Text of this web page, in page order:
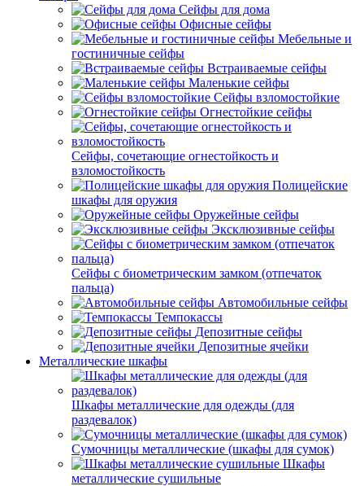
Сейфы для дома
Офисные сейфы
Мебельные и
гостиничные сейфы
Встраиваемые сейфы
Маленькие сейфы
Сейфы взломостойкие
Огнестойкие сейфы
Сейфы, сочетающие огнестойкость и
взломостойкость
Полицейские
шкафы для оружия
Оружейные сейфы
Эксклюзивные сейфы
Сейфы с биометрическим замком (отпечаток
пальца)
Автомобильные сейфы
Темпокассы
Депозитные сейфы
Депозитные ячейки
Металлические шкафы
Шкафы металлические для одежды (для
раздевалок)
Сумочницы металлические (шкафы для сумок)
Шкафы
металлические сушильные